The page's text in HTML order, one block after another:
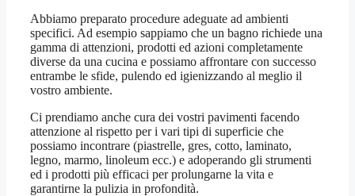
Abbiamo preparato procedure adeguate ad ambienti
specifici. Ad esempio sappiamo che un bagno richiede una
gamma di attenzioni, prodotti ed azioni completamente
diverse da una cucina e possiamo affrontare con successo
entrambe le sfide, pulendo ed igienizzando al meglio il
vostro ambiente.
Ci prendiamo anche cura dei vostri pavimenti facendo
attenzione al rispetto per i vari tipi di superficie che
possiamo incontrare (piastrelle, gres, cotto, laminato,
legno, marmo, linoleum ecc.) e adoperando gli strumenti
ed i prodotti più efficaci per prolungarne la vita e
garantirne la pulizia in profondità.